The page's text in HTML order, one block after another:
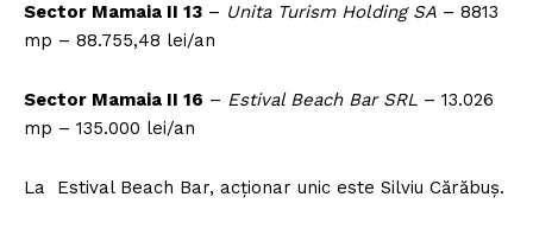
Sector Mamaia II 13 – Unita Turism Holding SA – 8813
mp – 88.755,48 lei/an
Sector Mamaia II 16 – Estival Beach Bar SRL – 13.026
mp – 135.000 lei/an
La Estival Beach Bar, acționar unic este Silviu Cărăbuș.